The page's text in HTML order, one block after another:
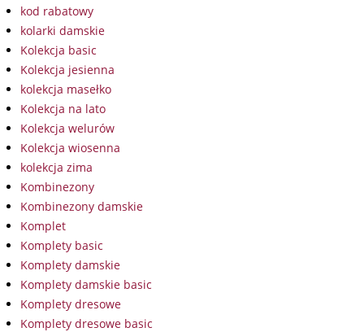
kod rabatowy
kolarki damskie
Kolekcja basic
Kolekcja jesienna
kolekcja masełko
Kolekcja na lato
Kolekcja welurów
Kolekcja wiosenna
kolekcja zima
Kombinezony
Kombinezony damskie
Komplet
Komplety basic
Komplety damskie
Komplety damskie basic
Komplety dresowe
Komplety dresowe basic